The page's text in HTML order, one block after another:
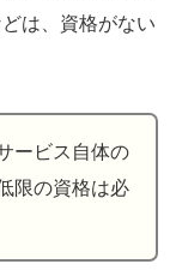
は、資格がない
ービス自体の
限の資格は必